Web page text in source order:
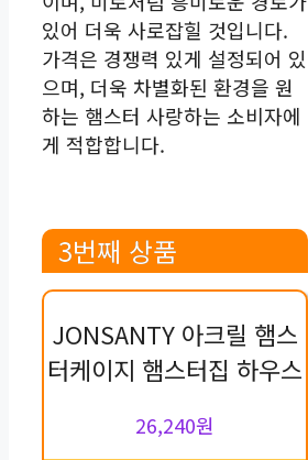
있어 더욱 사로잡힐 것입니다.
가격은 경쟁력 있게 설정되어 있
으며, 더욱 차별화된 환경을 원
하는 햄스터 사랑하는 소비자에
게 적합합니다.
3번째 상품
JONSANTY 아크릴 햄스
터케이지 햄스터집 하우스
26,240원